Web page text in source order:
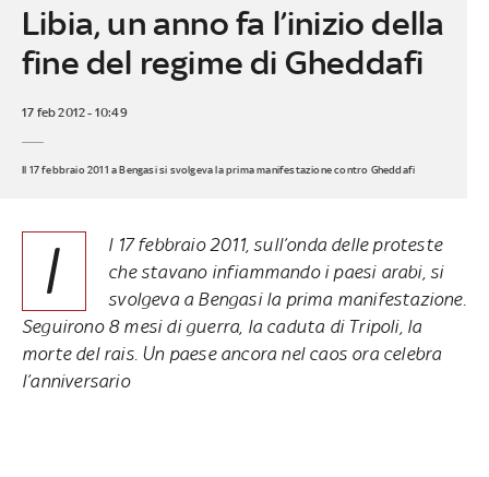
Libia, un anno fa l’inizio della
fine del regime di Gheddafi
17 feb 2012 - 10:49
Il 17 febbraio 2011 a Bengasi si svolgeva la prima manifestazione contro Gheddafi
I
l 17 febbraio 2011, sull’onda delle proteste
che stavano infiammando i paesi arabi, si
svolgeva a Bengasi la prima manifestazione.
Seguirono 8 mesi di guerra, la caduta di Tripoli, la
morte del rais. Un paese ancora nel caos ora celebra
l’anniversario